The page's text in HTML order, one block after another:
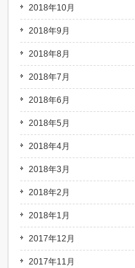
2018年10月
2018年9月
2018年8月
2018年7月
2018年6月
2018年5月
2018年4月
2018年3月
2018年2月
2018年1月
2017年12月
2017年11月